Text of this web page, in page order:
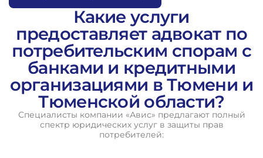
Какие услуги
предоставляет адвокат по
потребительским спорам с
банками и кредитными
организациями в Тюмени и
Тюменской области?
Специалисты компании «Авис» предлагают полный
спектр юридических услуг в защиты прав
потребителей: